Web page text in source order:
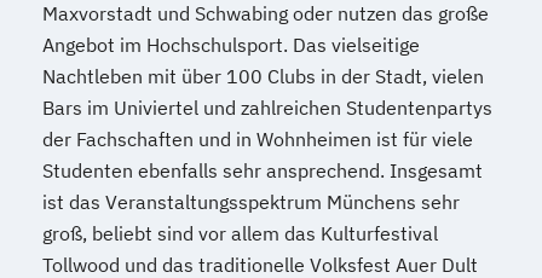
Maxvorstadt und Schwabing oder nutzen das große
Angebot im Hochschulsport. Das vielseitige
Nachtleben mit über 100 Clubs in der Stadt, vielen
Bars im Univiertel und zahlreichen Studentenpartys
der Fachschaften und in Wohnheimen ist für viele
Studenten ebenfalls sehr ansprechend. Insgesamt
ist das Veranstaltungsspektrum Münchens sehr
groß, beliebt sind vor allem das Kulturfestival
Tollwood und das traditionelle Volksfest Auer Dult